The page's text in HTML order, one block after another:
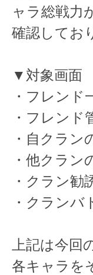
ャラ総戦力
確認してお
▼対象画面
・フレンド
・フレンド
・自クラン
・他クラン
・クラン勧
・クラン
上記は今
各キャラを